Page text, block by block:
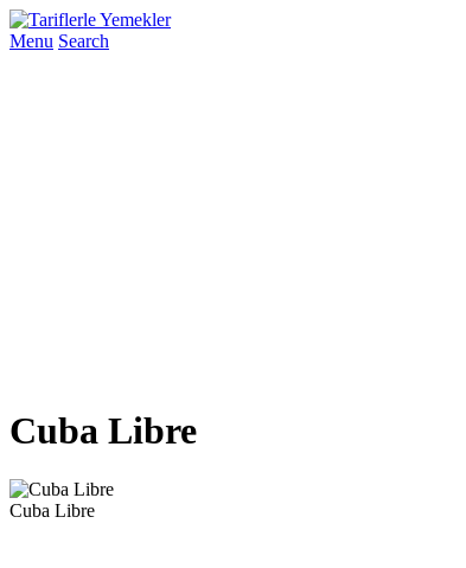
Menu Search
Cuba Libre
Cuba Libre